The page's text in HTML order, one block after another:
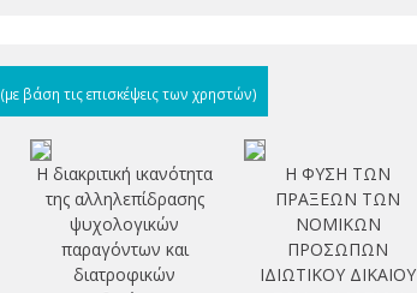
(με βάση τις επισκέψεις των χρηστών)
Η διακριτική ικανότητα
της αλληλεπίδρασης
ψυχολογικών
παραγόντων και
διατροφικών
Η ΦΥΣΗ ΤΩΝ
ΠΡΑΞΕΩΝ ΤΩΝ
ΝΟΜΙΚΩΝ
ΠΡΟΣΩΠΩΝ
ΙΔΙΩΤΙΚΟΥ ΔΙΚΑΙΟΥ